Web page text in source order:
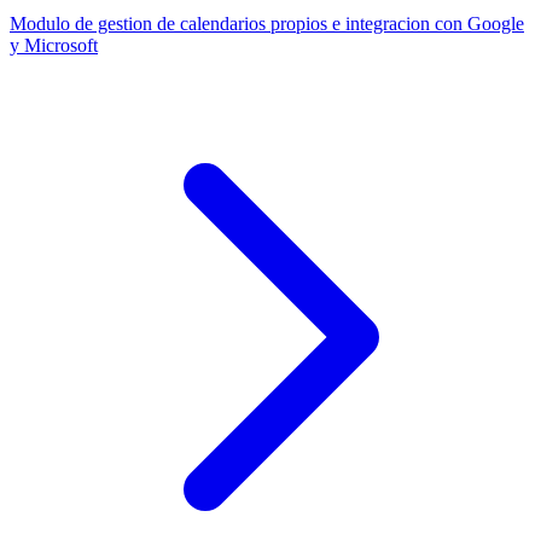
Modulo de gestion de calendarios propios e integracion con Google
y Microsoft